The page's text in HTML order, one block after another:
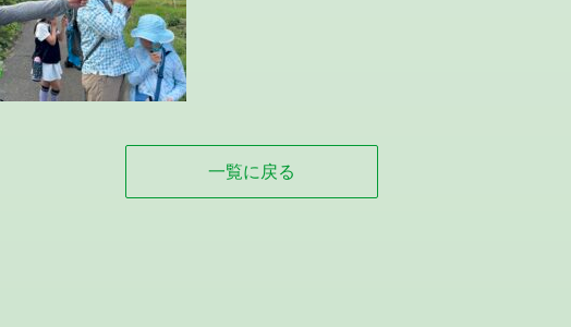
一覧に戻る